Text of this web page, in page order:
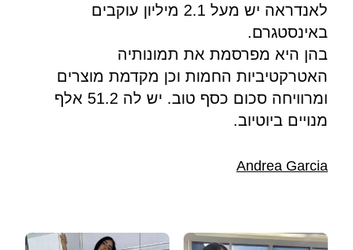
לאנדראה יש מעל 2.1 מיליון עוקבים
באינסטגרם.
בהן היא מפרסמת את תמונותיה
האטרקטיביות החמות וכן מקדמת מוצרים
ומרוויחה סכום כסף טוב. יש לה 51.2 אלף
מנויים ביוטיוב.
Andrea Garcia